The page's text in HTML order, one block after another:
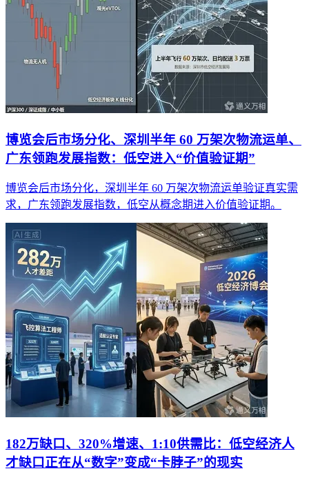
博览会后市场分化、深圳半年 60 万架次物流运单、
广东领跑发展指数：低空进入“价值验证期”
博览会后市场分化，深圳半年 60 万架次物流运单验证真实需
求，广东领跑发展指数，低空从概念期进入价值验证期。
182万缺口、320%增速、1:10供需比：低空经济人
才缺口正在从“数字”变成“卡脖子”的现实